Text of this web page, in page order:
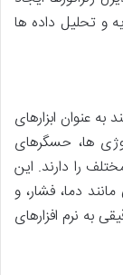
و تحلیل داده ها
عنوان ابزارهای
ها، حسگرهای
را دارند. این
دما، فشار، و
به نرم افزارهای